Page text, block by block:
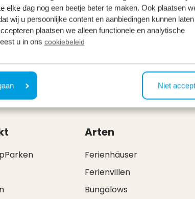
elke dag nog een beetje beter te maken. Ook plaatsen
wij u persoonlijke content en aanbiedingen kunnen
plaatsen we alleen functionele en analytische
u in ons cookiebeleid
Niet
erleben? Dann sollten Sie dem Kröller-
die schönen Gemälde bewundern,
Arten
Ferienhäuser
Ferienvillen
Bungalows